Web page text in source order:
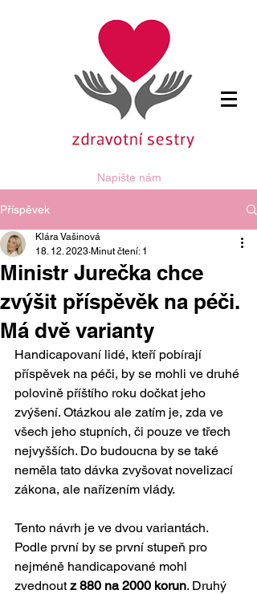
Napište nám
Příspěvek
Ministr Jurečka chce
zvýšit příspěvěk na péči.
Má dvě varianty
Klára Vašinová
18. 12. 2023 Minut čtení: 1
Handicapovaní lidé, kteří pobírají
příspěvek na péči, by se mohli ve druhé
polovině příštího roku dočkat jeho
zvýšení. Otázkou ale zatím je, zda ve
všech jeho stupních, či pouze ve třech
nejvyšších. Do budoucna by se také
neměla tato dávka zvyšovat novelizací
zákona, ale nařízením vlády.
Tento návrh je ve dvou variantách.
Podle první by se první stupeň pro
nejméně handicapované mohl
zvednout z 880 na 2000 korun. Druhý